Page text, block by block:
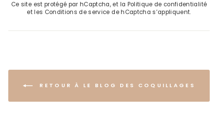
Ce site est protégé par hCaptcha, et la Politique de confidentialité
et les Conditions de service de hCaptcha s’appliquent.
RETOUR À LE BLOG DES COQUILLAGES